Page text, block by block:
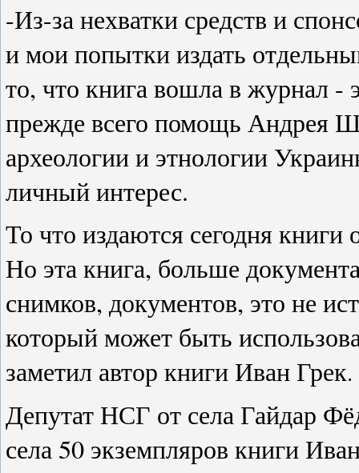
-Из-за нехватки средств и
и мои попытки издать
то, что книга вошла в журнал -
прежде всего помощь Андрея
археологии и этнологии
личный интерес.
То что издаются сегодня книги
Но эта книга, больше
снимков, документов, это не
который может быть
заметил автор книги Иван Грек.
Депутат НСГ от села Гайдар
села 50 экземпляров книги